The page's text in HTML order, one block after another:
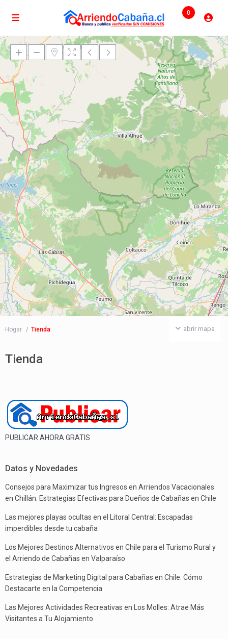
0
Cargando mapas
abrir mapa
Hogar Tienda
Tienda
PUBLICAR AHORA GRATIS
Datos y Novedades
Consejos para Maximizar tus Ingresos en Arriendos Vacacionales
en Chillán: Estrategias Efectivas para Dueños de Cabañas en Chile
Las mejores playas ocultas en el Litoral Central: Escapadas
imperdibles desde tu cabaña
Los Mejores Destinos Alternativos en Chile para el Turismo Rural y
el Arriendo de Cabañas en Valparaíso
Estrategias de Marketing Digital para Cabañas en Chile: Cómo
Destacarte en la Competencia
Las Mejores Actividades Recreativas en Los Molles: Atrae Más
Visitantes a Tu Alojamiento